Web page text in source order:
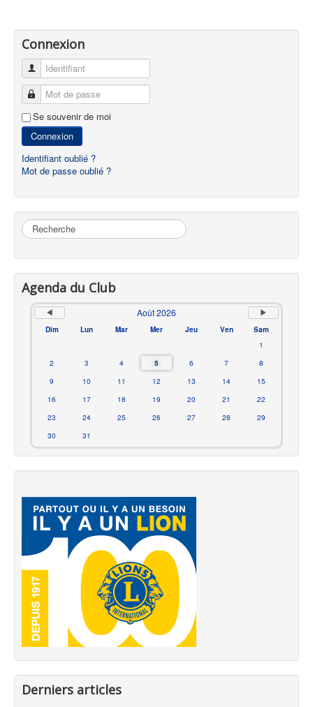
Connexion
Identifiant
Mot de passe
Se souvenir de moi
Connexion
Identifiant oublié ?
Mot de passe oublié ?
Rechercher
Agenda du Club
Août 2026
Dim Lun Mar Mer Jeu Ven
Sam
1
2
3 4 5 6 7
8
9
10 11 12 13 14
15
16
17 18 19 20 21
22
23
24 25 26 27 28
29
30
31
Derniers articles